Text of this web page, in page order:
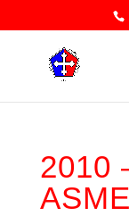
2010